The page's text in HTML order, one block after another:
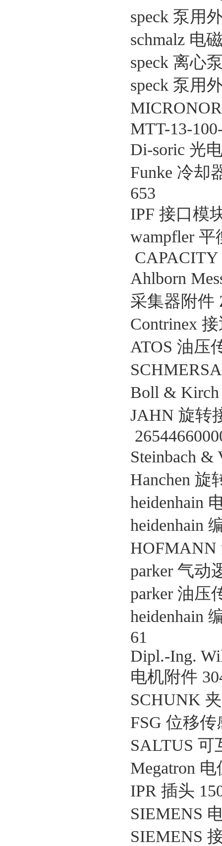
speck 泵用
schmalz 电
speck 离心
speck 泵用
MTT-13-
Di-soric 光
Funke 冷却
653
IPF 接口模
wampfler
Ahlborn
采集器附件
Contrinex
ATOS 油压
Boll & Kirch
JAHN 旋转
Steinbach &
Hanchen 旋
heidenhain
heidenhain
HOFMANN
parker 气动
parker 油压
heidenhain
61
Dipl.-Ing.
电机附件
SCHUNK
FSG 位移传
SALTUS 可
Megatron
IPR 插头
SIEMENS
SIEMENS